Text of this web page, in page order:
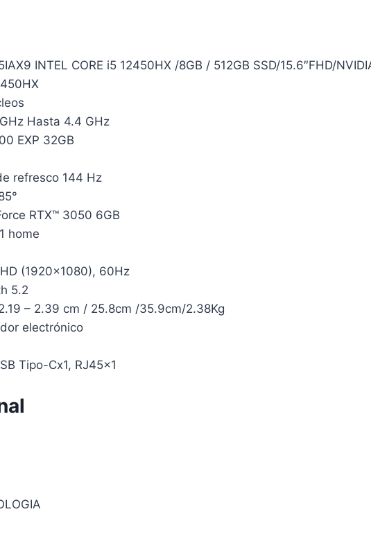
INTEL CORE i5 12450HX /8GB / 512GB SSD/15.6″FHD/
Hasta 4.4 GHz
EXP 32GB
refresco 144 Hz
RTX™ 3050 6GB
home
(1920×1080), 60Hz
5.2
– 2.39 cm / 25.8cm /35.9cm/2.38Kg
electrónico
Tipo-Cx1, RJ45x1